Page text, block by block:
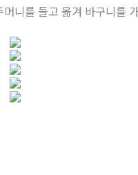
니를 들고 옮겨 바구니를